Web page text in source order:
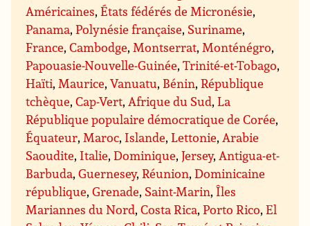
Américaines,États fédérés de Micronésie,
Panama,Polynésie française, Suriname,
France,Cambodge,Montserrat,Monténégro,
Papouasie-Nouvelle-Guinée,Trinité-et-Tobago,
Haïti,Maurice,Vanuatu, Bénin,République
tchèque,Cap-Vert,Afrique du Sud,La
République populaire démocratique de Corée,
Équateur,Maroc, Islande,Lettonie,Arabie
Saoudite, Italie,Dominique,Jersey,Antigua-et-
Barbuda,Guernesey,Réunion,Dominicaine
république,Grenade, Saint-Marin,Îles
Mariannes du Nord,Costa Rica,Porto Rico,El